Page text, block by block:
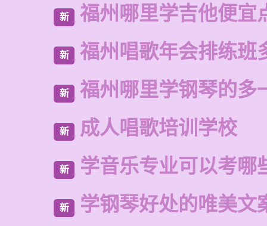
新 福州哪里学吉他便宜
新 福州唱歌年会排练班
新 福州哪里学钢琴的多
新 成人唱歌培训学校
新 学音乐专业可以考哪
新 学钢琴好处的唯美文